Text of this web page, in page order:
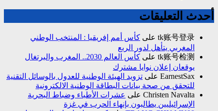
أحدث التعليقات
tk账号登录 على كأس أمم إفريقيا : المنتخب الوطني
المغربي يتأهل لدور الربع
tk账号检测 على
كأس العالم 2030.. المغرب والبرتغال
يوقعان إعلان نوايا مشترك
EarnestSax على تزويد الهيئة الوطنية للعدول بالوسائل التقنية
للتحقق من صحة بيانات البطاقة الوطنية الالكترونية
Christen Navalta على عشرات الأطباء وضباط البحرية
الإسرائيليين يطالبون بإنهاء الحرب في غزة